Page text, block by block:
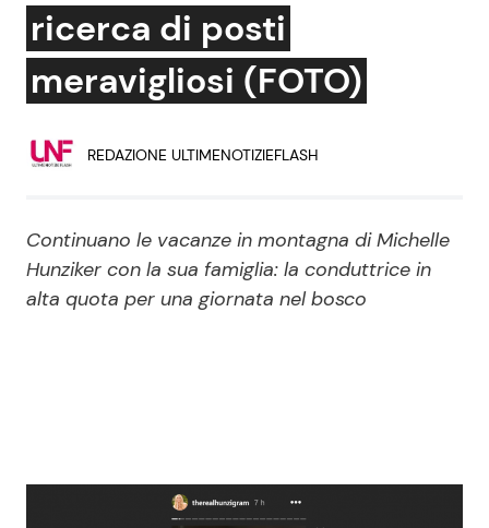
Dal Mondo
Economia
Persone Scomparse
Coppie VIP
Fiction e Serie TV
Soap Opera
News Spettacolo
ricerca di posti
meravigliosi (FOTO)
REDAZIONE ULTIMENOTIZIEFLASH
Continuano le vacanze in montagna di Michelle
Hunziker con la sua famiglia: la conduttrice in
alta quota per una giornata nel bosco